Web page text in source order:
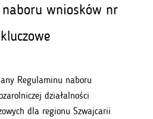
wniosków nr
Regulaminu naboru
działalności
dla regionu Szwajcarii